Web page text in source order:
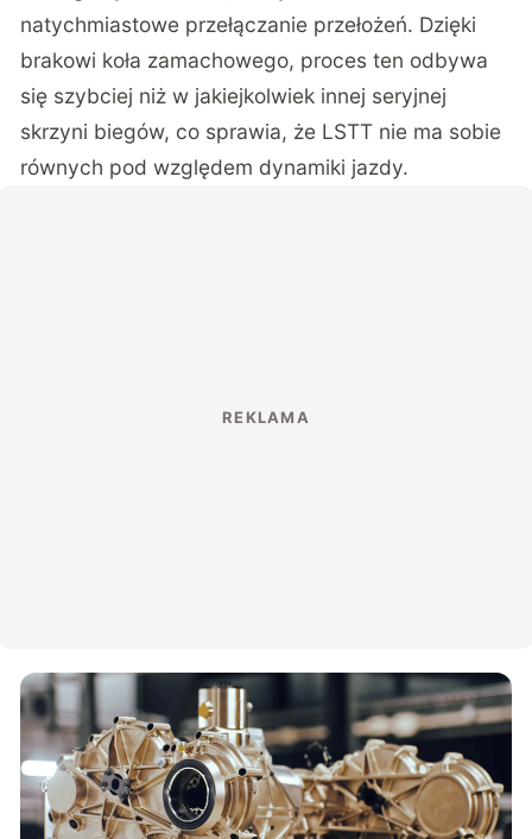
natychmiastowe przełączanie przełożeń. Dzięki
brakowi koła zamachowego, proces ten odbywa
się szybciej niż w jakiejkolwiek innej seryjnej
skrzyni biegów, co sprawia, że LSTT nie ma sobie
równych pod względem dynamiki jazdy.